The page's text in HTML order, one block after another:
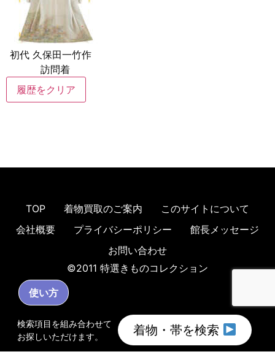
初代 久保田一竹作
訪問着
履歴をクリア
TOP 着物買取のご案内
このサイトについて
会社概要
プライバシーポリシー
館長メッセージ
お問い合わせ
©2011 特選きものコレクション
検索項目を組み合わせて
お探しいただけます。
着物・帯を検索
使い方